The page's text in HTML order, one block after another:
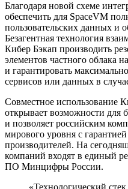
Благодаря новой схеме
обеспечить для SpaceVM
пользовательских данных и
Безагентная технология
Кибер Бэкап производить
элементов частного облака
и гарантировать
сервисов или данных в
Совместное использование
открывает возможности для
и позволяет российским
мирового уровня с
производителей. На
компаний входят в единый
ПО Минцифры России.